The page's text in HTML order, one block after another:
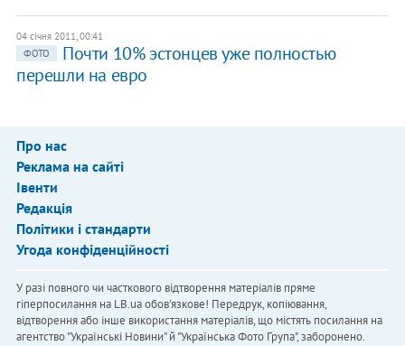
04 січня 2011, 00:41
ФОТО
Почти 10% эстонцев уже полностью
перешли на евро
Про нас
Реклама на сайті
Івенти
Редакція
Політики і стандарти
Угода конфіденційності
У разі повного чи часткового відтворення матеріалів пряме
гіперпосилання на LB.ua обов'язкове! Передрук, копіювання,
відтворення або інше використання матеріалів, що містять посилання на
агентство "Українськi Новини" й "Українська Фото Група", заборонено.